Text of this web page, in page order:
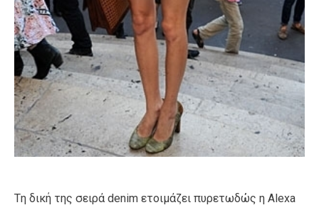
Tη δική της σειρά denim ετοιμάζει πυρετωδώς η Αlexa